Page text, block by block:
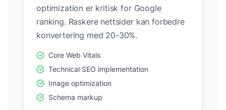
optimization er kritisk for Google
ranking. Raskere nettsider kan forbedre
konvertering med 20-30%.
Core Web Vitals
Technical SEO implementation
Image optimization
Schema markup